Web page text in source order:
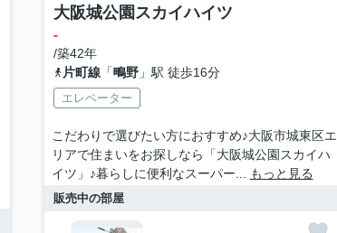
大阪城公園スカイハイツ
-
/築42年
片町線「鴫野」駅 徒歩16分
エレベーター
こだわりで選びたい方におすすめ♪大阪市城東区エ
リアで住まいをお探しなら「大阪城公園スカイハ
イツ」♪暮らしに便利なスーパー...
もっと見る
販売中の部屋